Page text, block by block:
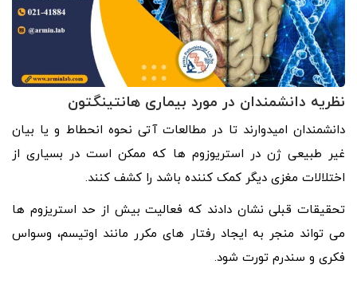
نظریه دانشمندان در مورد بیماری هانتینگتون
دانشمندان امیدوارند تا در مطالعات آتی نحوه انحطاط و یا بیان
غیر طبیعی ژن در استریوزوم ها که ممکن است در بسیاری از
اختلالات مغزی دیگر کمک کننده باشد را کشف کنند.
تحقیقات قبلی نشان دادند که فعالیت بیش از حد استریزوم ها
می تواند منجر به ایجاد رفتار های مکرر مانند اوتیسم، وسواس
فکری و سندرم تورت شود.